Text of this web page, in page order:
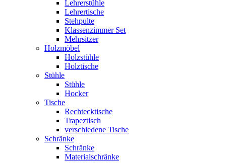
Lehrerstühle
Lehrertische
Stehpulte
Klassenzimmer Set
Mehrsitzer
Holzmöbel
Holzstühle
Holztische
Stühle
Stühle
Hocker
Tische
Rechtecktische
Trapeztisch
verschiedene Tische
Schränke
Schränke
Materialschränke